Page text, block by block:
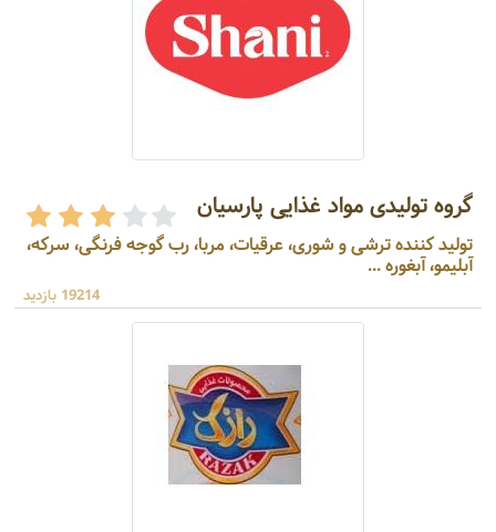
گروه تولیدی مواد غذایی پارسیان
تولید کننده ترشی و شوری، عرقیات، مربا، رب گوجه فرنگی، سرکه،
آبلیمو، آبغوره ...
19214 بازدید